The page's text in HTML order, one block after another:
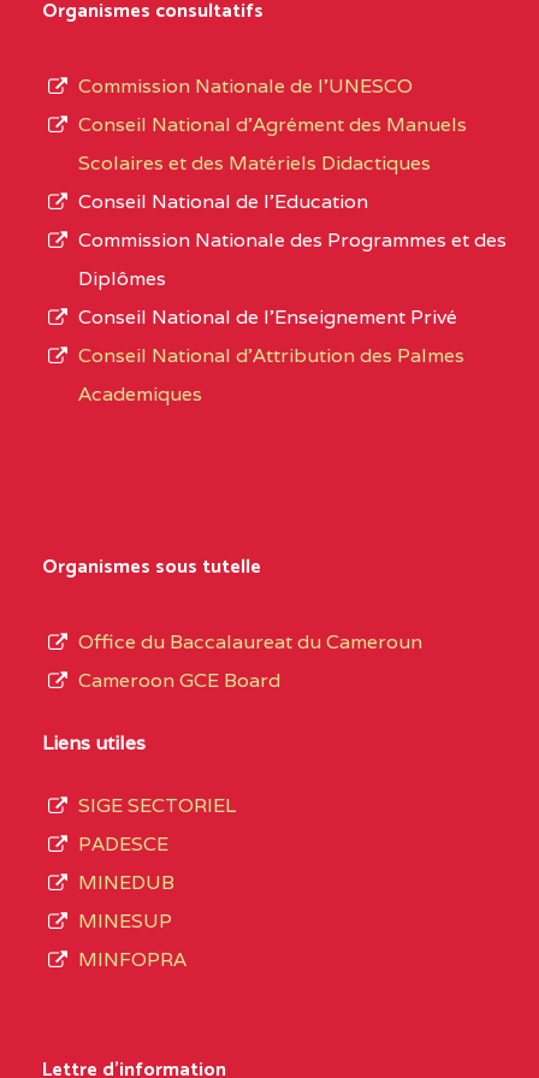
PROFESSIONNEL
(CEGEP) STE FOI BP
:4740 YAOUNDE
CENTRE
COLLEGE PANAFRICAIN
DE L'EXCELLENCE BP
CENTRE
COLLEGE PRIVE
CENTRE
COLLEGE PRIVE LAIC
SAINT MICHEL
CENTRE
CENTRE
type
L’offre
d’éducation
de
du
de
septembre
2020
compte
3408
Organismes consultatifs
Commission Nationale de l’UNESCO
Conseil National d’Agrément des Manuels
Scolaires et des Matériels Didactiques
Conseil National de l’Education
Commission Nationale des Programmes et des
Diplômes
Conseil National de l’Enseignement Privé
Conseil National d'Attribution des Palmes
Academiques
Organismes sous tutelle
Office du Baccalaureat du Cameroun
Cameroon GCE Board
Liens utiles
SIGE SECTORIEL
PADESCE
MINEDUB
MINESUP
MINFOPRA
Lettre d'information